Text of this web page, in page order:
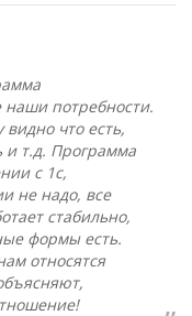
наши потребности.
что есть,
и т.д. Программа
с 1с,
не надо, все
стабильно,
формы есть.
относятся